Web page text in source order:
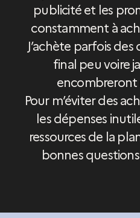
publicité et les
constamment à
J’achète parfois
final peu voire
encombreront
Pour m’éviter des
les dépenses
ressources de la
bonnes